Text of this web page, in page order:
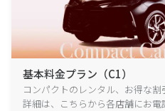
基本料金プラン（C1）
コンパクトのレンタル、お得な
詳細は、こちらから各店舗にお電